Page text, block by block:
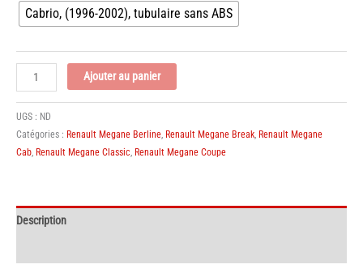
Cabrio, (1996-2002), tubulaire sans ABS
quantité
de
Jeu
de
2
Amortisseurs
tubulaire
Ajouter au panier
UGS : ND
Catégories : Renault Megane Berline, Renault Megane Break, Renault Megane
Cab, Renault Megane Classic, Renault Megane Coupe
Description